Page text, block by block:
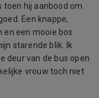
toen hij aanbood om
Een knappe,
en een mooie bos
starende blik. Ik
deur van de bus open
vrouw toch niet